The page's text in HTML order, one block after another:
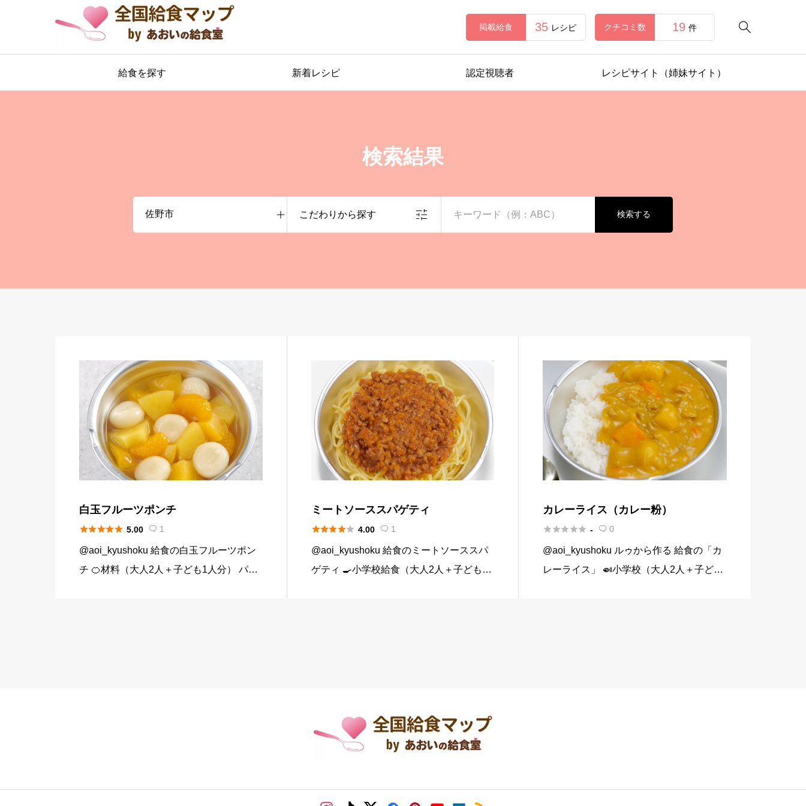

掲載給食 35 レシピ クチコミ数 19 件
給食を探す 新着レシピ 認定視聴者 レシピサイト（姉妹サイト）
検索結果
こだわりから探す 検索する
白玉フルーツポンチ
 5.00  1
@aoi_kyushoku 給食の白玉フルーツポン
チ 🍊材料（大人2人＋子ども1人分） パイ
ミートソーススパゲティ
 4.00  1
@aoi_kyushoku 給食のミートソーススパ
ゲティ 🍳小学校給食（大人2人＋子ども1
カレーライス（カレー粉）
 -  0
@aoi_kyushoku ルゥから作る 給食の「カ
レーライス」 🍛小学校（大人2人＋子ども